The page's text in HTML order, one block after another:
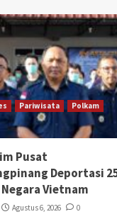
Pariwisata
Polkam
Pusat
Deportasi
Vietnam
Agustus 6, 2026 0